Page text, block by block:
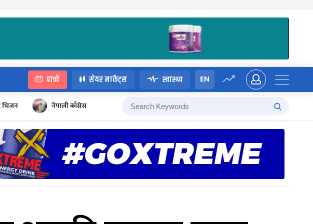
पात्रो सेयर मार्केट्स स्वास्थ्य EN
भिजन नेपाली काँग्रेस